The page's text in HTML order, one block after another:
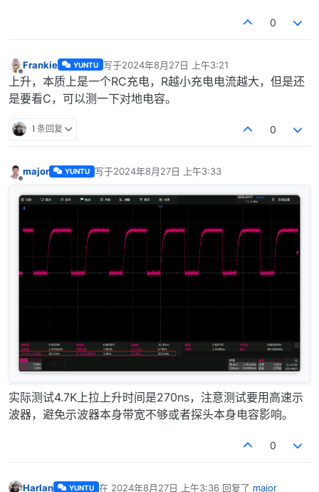
0
离线
Frankie YUNTU 写于2024年8月27日 上午3:21
最后由 编辑
上升，本质上是一个RC充电，R越小充电电流越大，但是还
是要看C，可以测一下对地电容。
1 条回复 0
离线
major YUNTU 写于2024年8月27日 上午3:33
最后由 编辑
实际测试4.7K上拉上升时间是270ns，注意测试要用高速示
波器，避免示波器本身带宽不够或者探头本身电容影响。
0
Harlan YUNTU 在 2024年8月27日 上午3:36回复了 major